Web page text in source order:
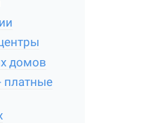
домов
платные